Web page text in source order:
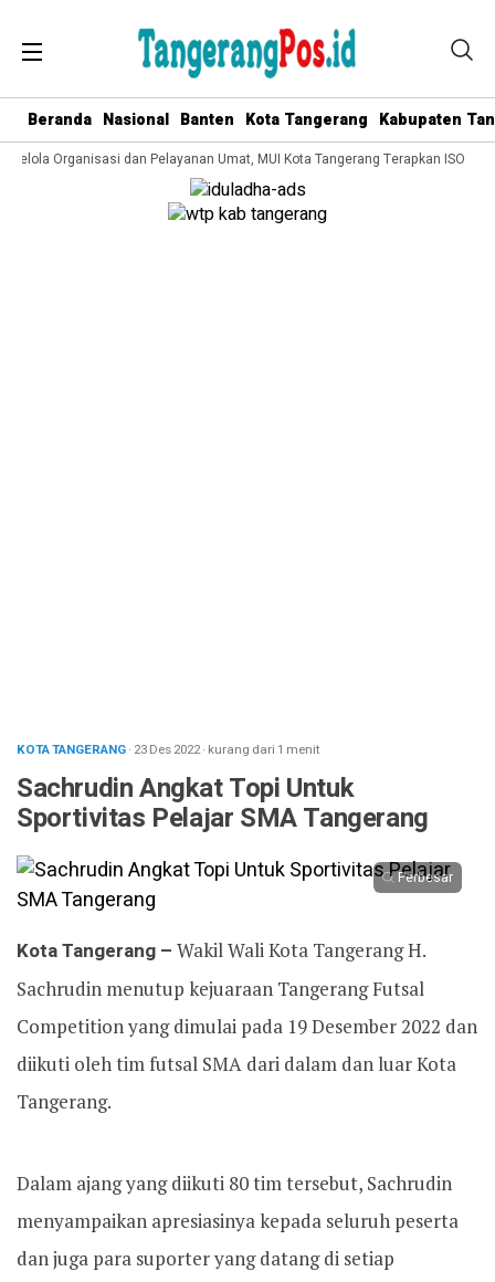
Beranda Nasional Banten Kota Tangerang Kabupaten
Kelola Organisasi dan Pelayanan Umat, MUI Kota Tangerang Terapkan ISO
KOTA TANGERANG· 23 Des 2022· kurang dari 1 menit
Sachrudin Angkat Topi Untuk
Sportivitas Pelajar SMA Tangerang
Perbesar
Kota Tangerang – Wakil Wali Kota Tangerang H.
Sachrudin menutup kejuaraan Tangerang Futsal
Competition yang dimulai pada 19 Desember 2022 dan
diikuti oleh tim futsal SMA dari dalam dan luar Kota
Tangerang.
Dalam ajang yang diikuti 80 tim tersebut, Sachrudin
menyampaikan apresiasinya kepada seluruh peserta
dan juga para suporter yang datang di setiap